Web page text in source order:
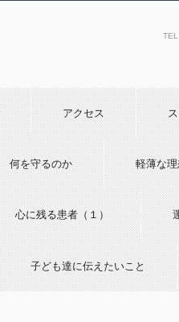
TEL
アクセス
何を守るのか 軽薄な
心に残る患者（１）
子ども達に伝えたいこと